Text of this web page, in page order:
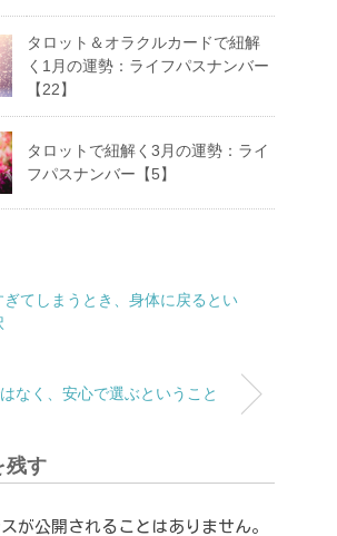
タロット＆オラクルカードで紐解
く1月の運勢：ライフパスナンバー
【22】
タロットで紐解く3月の運勢：ライ
フパスナンバー【5】
ぎてしまうとき、身体に戻るとい
なく、安心で選ぶということ
残す
が公開されることはありません。